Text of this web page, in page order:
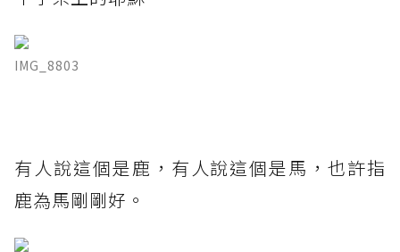
IMG_8803
有人說這個是鹿，有人說這個是馬，也許指
鹿為馬剛剛好。